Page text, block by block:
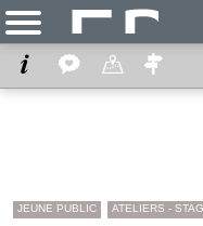
JEUNE PUBLIC ATELIERS -